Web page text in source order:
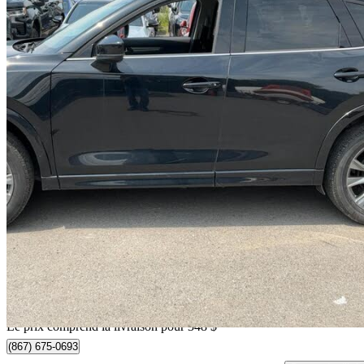
2025 Mazda CX-5
GT AWD 54 089 km
31 343 $ Affaire
550 $/mois env.
Livraison à domicile de Mirabel, QC
Le prix comprend la livraison pour 348 $
(867) 675-0693